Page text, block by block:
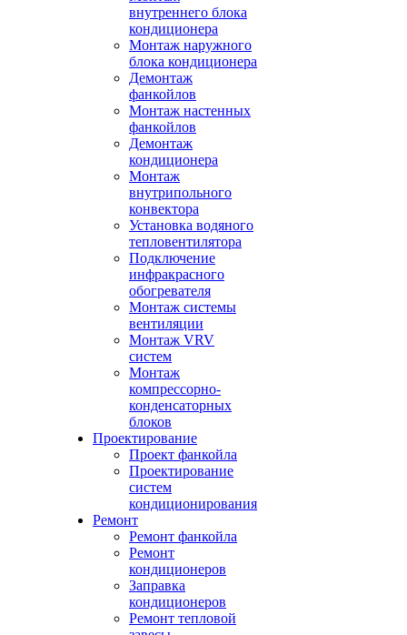
внутреннего блока
кондиционера
Монтаж наружного
блока кондиционера
Демонтаж
фанкойлов
Монтаж настенных
фанкойлов
Демонтаж
кондиционера
Монтаж
внутрипольного
конвектора
Установка водяного
тепловентилятора
Подключение
инфракрасного
обогревателя
Монтаж системы
вентиляции
Монтаж VRV
систем
Монтаж
компрессорно-
конденсаторных
блоков
Проектирование
Проект фанкойла
Проектирование
систем
кондиционирования
Ремонт
Ремонт фанкойла
Ремонт
кондиционеров
Заправка
кондиционеров
Ремонт тепловой